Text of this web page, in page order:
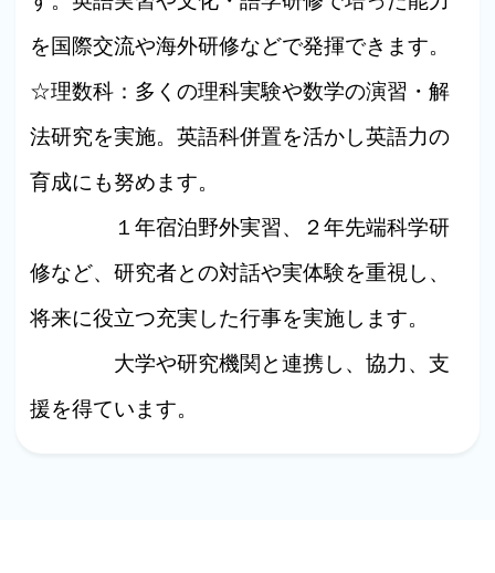
を国際交流や海外研修などで発揮できます。
☆理数科：多くの理科実験や数学の演習・解
法研究を実施。英語科併置を活かし英語力の
育成にも努めます。
１年宿泊野外実習、２年先端科学研
修など、研究者との対話や実体験を重視し、
将来に役立つ充実した行事を実施します。
大学や研究機関と連携し、協力、支
援を得ています。